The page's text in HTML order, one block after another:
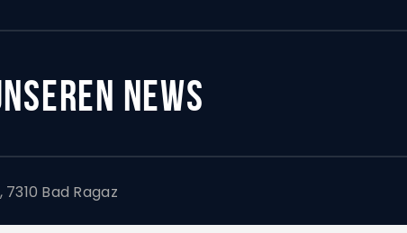
NEWS
7310 Bad Ragaz